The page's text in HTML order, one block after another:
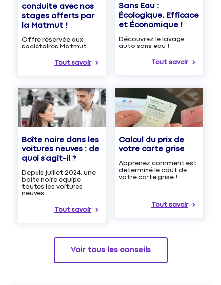
conduite avec nos
stages offerts par
la Matmut !
Offre réservée aux
sociétaires Matmut.
Tout savoir
Sans Eau :
Écologique, Efficace
et Économique !
Découvrez le lavage
auto sans eau !
Tout savoir
Boîte noire dans les
voitures neuves : de
quoi s’agit-il ?
Depuis juillet 2024, une
boîte noire équipe
toutes les voitures
neuves.
Tout savoir
Calcul du prix de
votre carte grise
Apprenez comment est
determiné le coût de
votre carte grise !
Tout savoir
Voir tous les conseils